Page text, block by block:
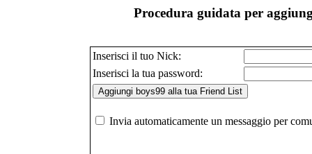
Procedura guidata per
Inserisci il tuo Nick:
Inserisci la tua password:
Invia automaticamente un messaggio per